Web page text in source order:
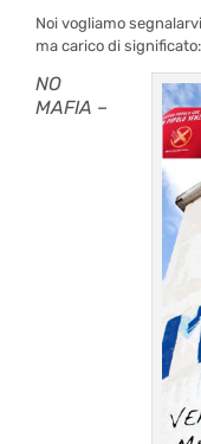
Noi vogliamo
ma carico di significato:
NO
MAFIA –